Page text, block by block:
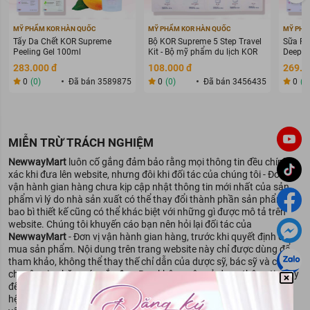
Cùng với đó làchiết xuất hỗn hợp thảo dược hữu cơ, tinh chất
Creatine, khoáng chất biển chếtcung cấp các chất vi lượng,
giúp da tăng tính dàn hồi, làm săn chắc và ngăn ngừa quá trình lão
hóa da.
Các tế bào của trứng cá hồi tự tạo nên hỗn hợp protein giúp tế bào
da được chăm sóc cẩn thận và khỏe mạnh là nguồn cung cấp sự
sống hoàn hảo cho làn da trẻ hóa.
Thành phần an toàn, lành tính, không gây kích ứng da, có thể sử
dụng cho cả làn da mụn và da nhạy cảm.
Công dụng:
Hỗ trợ thu nhỏ lỗ chân lông.
Giúp nâng cơ, làm trẻ hoá da làn da, ngăn ngừa lão hóa.
Hỗ trợ phục hồi làn da hư tổn sau mụn, kích ứng, trị liệu thẩm mỹ
như lăn kim/phi kim,...
Giúp da căng mịn và làm sáng da.
Giải quyết các vấn đề chăm sóc da chuyên sâu.
MỸ PHẨM KOR HÀN QUỐC
Tẩy Da Chết KOR Supreme
Peeling Gel 100ml
283.000 đ
0 (0) Đã bán 3589875
MỸ PHẨM KOR HÀN QUỐC
Bộ KOR Supreme 5 Step Travel
Kit - Bộ mỹ phẩm du lịch KOR
108.000 đ
0 (0) Đã bán 3456435
MỸ
Sữa
Deep
0 (0)
MIỄN TRỪ TRÁCH NGHIỆM
NewwayMart luôn cố gắng đảm bảo rằng mọi thông tin đều chính
xác khi đưa lên website, nhưng đôi khi đối tác của chúng tôi - Đơn vị
vận hành gian hàng chưa kịp cập nhật thông tin mới nhất của sản
phẩm vì lý do nhà sản xuất có thể thay đổi thành phần sản phẩm,
bao bì thiết kế cũng có thể khác biệt với những gì được mô tả trên
website. Chúng tôi khuyến cáo bạn nên hỏi lại đối tác của
NewwayMart- Đơn vị vận hành gian hàng, trước khi quyết định đặt
mua sản phẩm. Nội dung trên trang website này chỉ được dùng để
tham khảo, không thể thay thế chỉ dẫn của dược sỹ, bác sỹ và các
chuyên gia chăm sóc sắc đẹp. Bạn không nên sử dụng thông tin này
để tự chẩn đoán và điều trị tình trạng mình đang gặp phải. Hãy liên
hệ các cơ quan y tế ngay lập tức nếu bạn nghi ngờ mình đang gặp